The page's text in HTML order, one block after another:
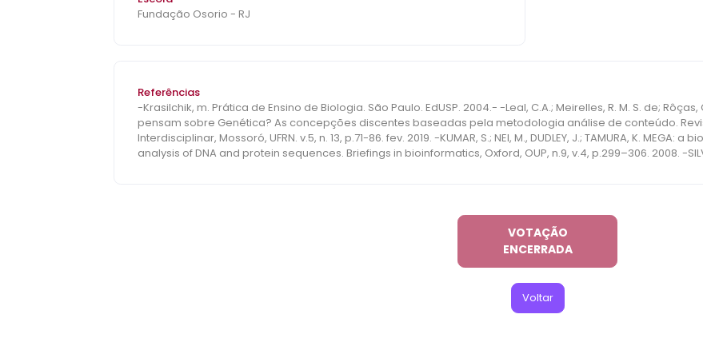
Fundação Osorio - RJ
Referências
-Krasilchik, m. Prática de Ensino de Biologia. São Paulo. EdUSP. 2004.- -Leal, C.A.; Meirelles, R. M. S. de; Rôças, G. O que estudantes do Ensino Médio
pensam sobre Genética? As concepções discentes baseadas pela metodologia análise de conteúdo.
Interdisciplinar, Mossoró, UFRN. v.5, n. 13, p.71-86. fev. 2019. -KUMAR, S.; NEI, M., DUDLEY, J.; TAMURA, K.
analysis of DNA and protein sequences. Briefings in bioinformatics, Oxford, OUP, n.9, v.4, p.299–306. 2008. -SILVA, G.C.L.; NASCIMENTO, D. Q.; LOPES, S.S.S.
VOTAÇÃO
ENCERRADA
Voltar